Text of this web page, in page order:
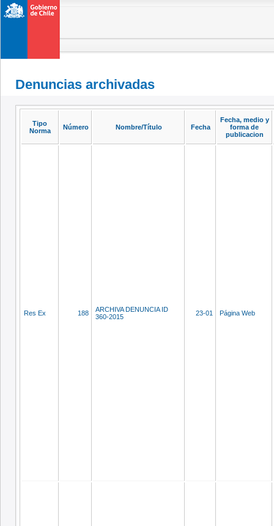
Denuncias archivadas
Tipo
Norma
Número Nombre/Título Fecha
Fecha, medio y
forma de
publicacion
Res Ex 188
ARCHIVA DENUNCIA ID
360-2015
23-01 Página Web